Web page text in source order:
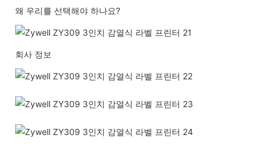
왜 우리를 선택해야 하나요?
회사 정보